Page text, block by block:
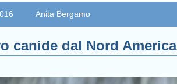
Anita Bergamo
canide dal Nord America